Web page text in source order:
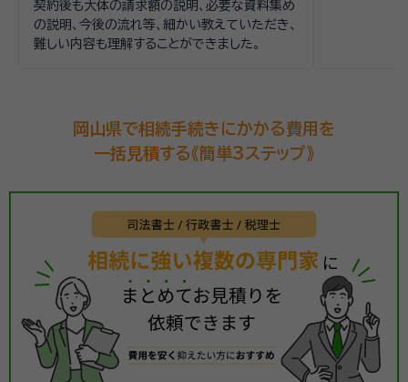
をするのも嫌だったので決めました。
契約後も大体の請求額の説明、必要な資料集め
の説明、今後の流れ等、細かい教えていただき、
難しい内容も理解することができました。
岡山県で相続手続きにかかる費用を
一括見積する《簡単3ステップ》